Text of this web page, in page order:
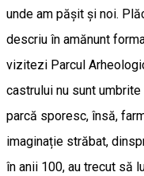
unde am pășit și noi.
descriu în amănunt
vizitezi Parcul
castrului nu sunt
parcă sporesc, însă,
imaginație străbat,
în anii 100, au trecut să